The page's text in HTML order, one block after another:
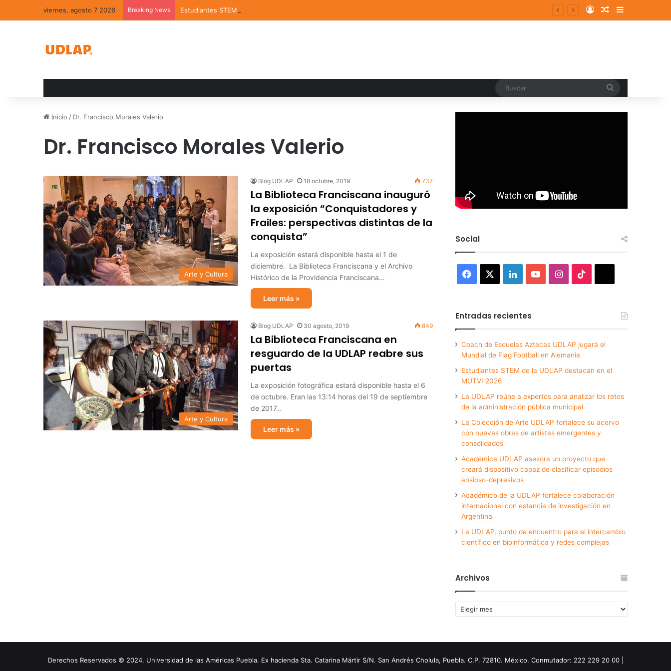
viernes, agosto 7 2026 Breaking News Estudiantes STEM de la UDLAP destacan en el MUTVI 2026 Log InRandom Article
Sidebar
Inicio / Dr. Francisco Morales Valerio
Dr. Francisco Morales Valerio
Arte y Cultura
Blog UDLAP 18 octubre, 2019 737
La Biblioteca Franciscana inauguró
la exposición “Conquistadores y
Frailes: perspectivas distintas de la
conquista”
La exposición estará disponible hasta el 1 de
diciembre. La Biblioteca Franciscana y el Archivo
Histórico de la Providencia Franciscana…
Leer más »
Arte y Cultura
Blog UDLAP 30 agosto, 2019 849
La Biblioteca Franciscana en
resguardo de la UDLAP reabre sus
puertas
La exposición fotográfica estará disponible hasta el 6
de octubre. Eran las 13:14 horas del 19 de septiembre
de 2017…
Leer más »
Social
Facebook LinkedInYouTubeInstagram
Entradas recientes
Coach de Escuelas Aztecas UDLAP jugará el
Mundial de Flag Football en Alemania
Estudiantes STEM de la UDLAP destacan en el
MUTVI 2026
La UDLAP reúne a expertos para analizar los retos
de la administración pública municipal
La Colección de Arte UDLAP fortalece su acervo
con nuevas obras de artistas emergentes y
consolidados
Académica UDLAP asesora un proyecto que
creará dispositivo capaz de clasificar episodios
ansioso-depresivos
Académico de la UDLAP fortalece colaboración
internacional con estancia de investigación en
Argentina
La UDLAP, punto de encuentro para el intercambio
científico en bioinformática y redes complejas
Archivos
Archivos
Derechos Reservados © 2024. Universidad de las Américas Puebla. Ex hacienda Sta. Catarina Mártir S/N. San Andrés Cholula, Puebla. C.P. 72810. México. Conmutador: 222 229 20 00 |